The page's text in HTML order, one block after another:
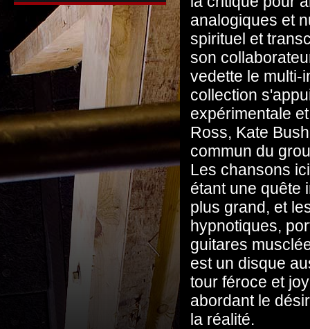
analogiques et
spirituel et
son
vedette le multi-
collection
expérimentale
Ross, Kate
commun du
Les chansons
étant une quête
plus grand, et
hypnotiques,
guitares
est un disque
tour féroce et
abordant le
la réalité.